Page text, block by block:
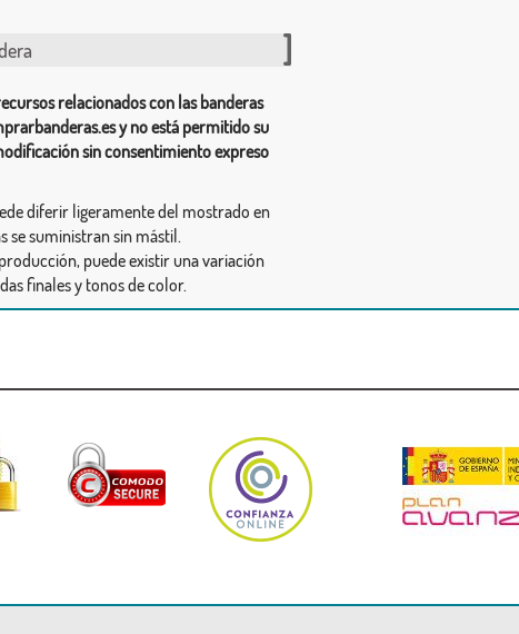
relacionados con las banderas
y no está permitido su
sin consentimiento expreso
diferir ligeramente del mostrado en
se suministran sin mástil.
puede existir una variación
finales y tonos de color.